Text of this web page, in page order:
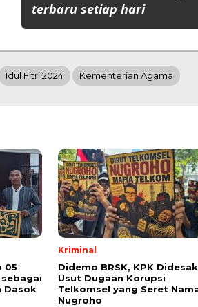
terbaru setiap hari
Idul Fitri 2024 Kementerian Agama
05
Dasok
Kriminal
Didemo BRSK, KPK Didesak
Usut Dugaan Korupsi
Telkomsel yang Seret
Nugroho